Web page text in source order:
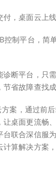
，桌面云上
控制平台，简
诊断平台，只
省故障查找成
案，通过前
让桌面更流畅
台联合深信服
算解决方案